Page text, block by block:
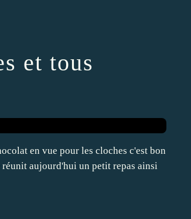
et tous
en vue pour les cloches c'est bon
aujourd'hui un petit repas ainsi